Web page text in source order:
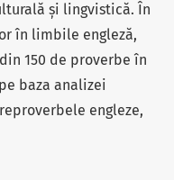
și lingvistică. În
în limbile engleză,
150 de proverbe în
baza analizei
engleze,